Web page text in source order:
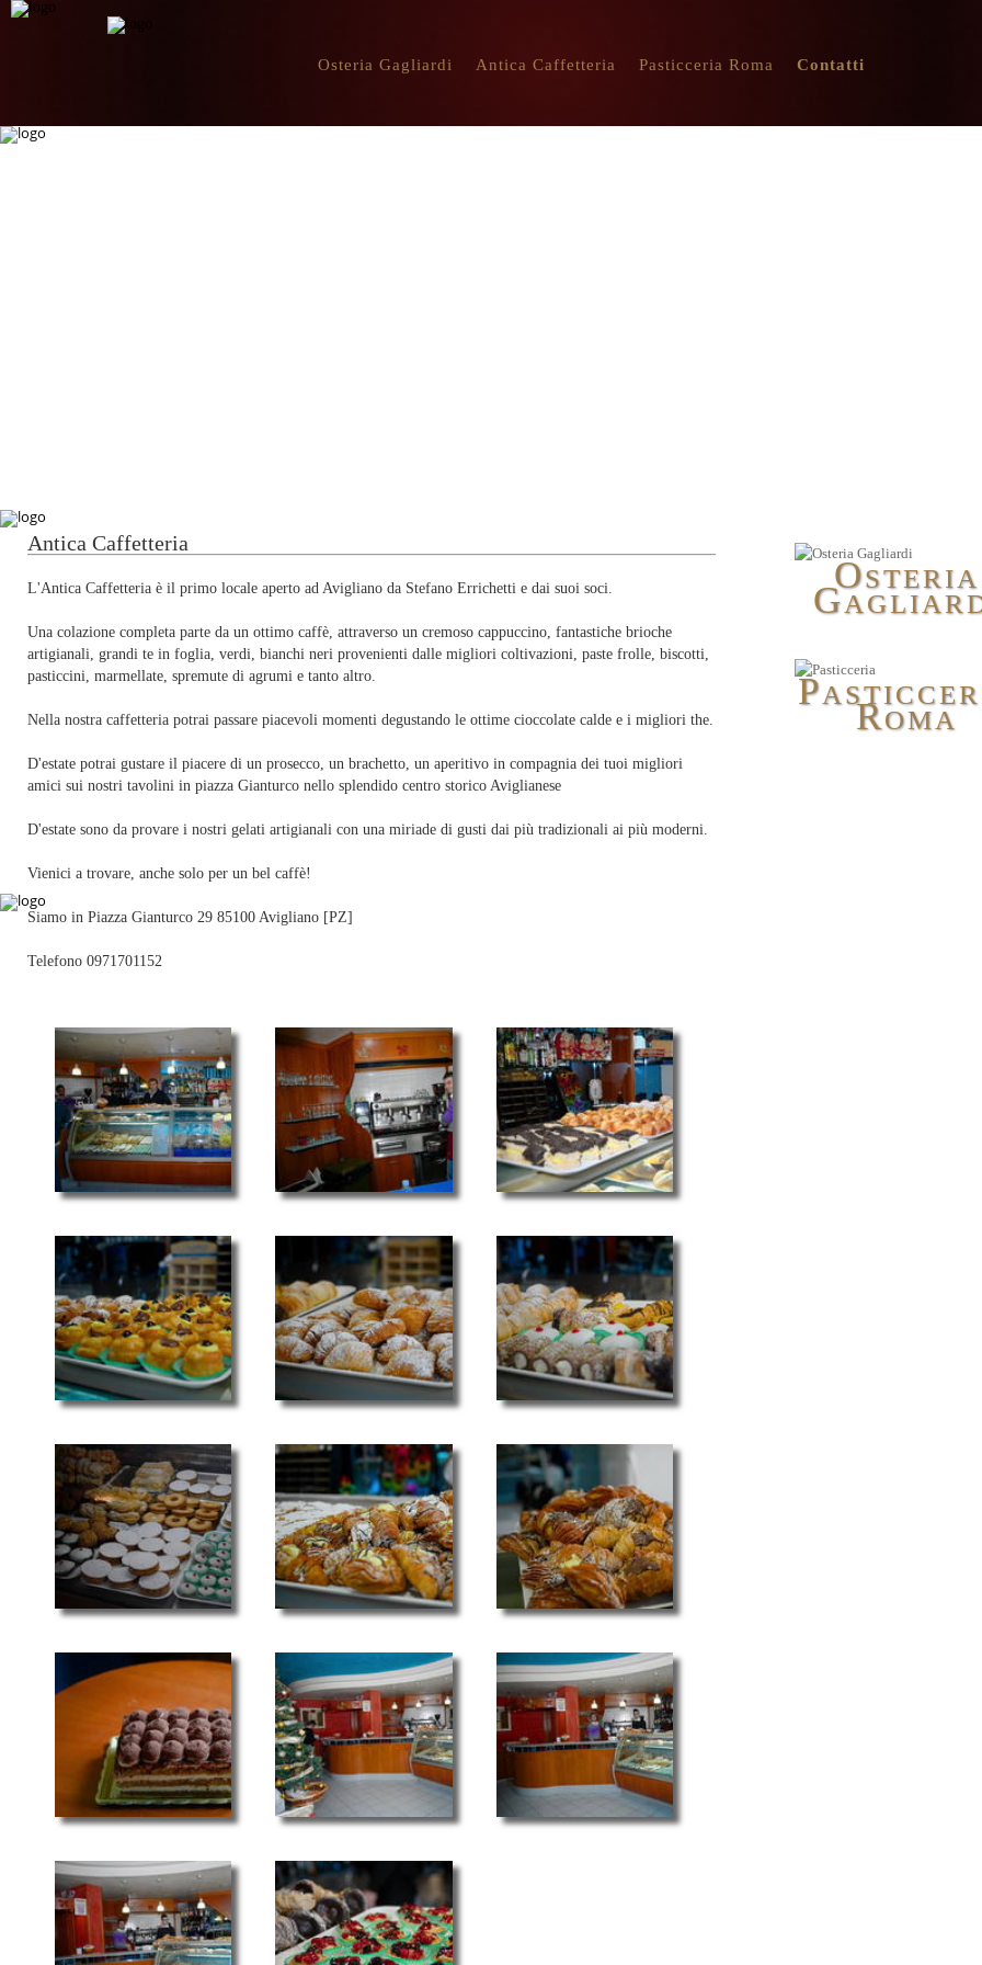
Osteria Gagliardi Antica Caffetteria Pasticceria Roma Contatti
OSTERIA
G
P
ROMA
Antica Caffetteria
L'Antica Caffetteria è il primo locale aperto ad Avigliano da Stefano Errichetti e dai suoi soci.
Una colazione completa parte da un ottimo caffè, attraverso un cremoso cappuccino, fantastiche brioche
artigianali, grandi te in foglia, verdi, bianchi neri provenienti dalle migliori coltivazioni, paste frolle, biscotti,
pasticcini, marmellate, spremute di agrumi e tanto altro.
Nella nostra caffetteria potrai passare piacevoli momenti degustando le ottime cioccolate calde e i migliori the.
D'estate potrai gustare il piacere di un prosecco, un brachetto, un aperitivo in compagnia dei tuoi migliori
amici sui nostri tavolini in piazza Gianturco nello splendido centro storico Aviglianese
D'estate sono da provare i nostri gelati artigianali con una miriade di gusti dai più tradizionali ai più moderni.
Vienici a trovare, anche solo per un bel caffè!
Siamo in Piazza Gianturco 29 85100 Avigliano [PZ]
Telefono 0971701152